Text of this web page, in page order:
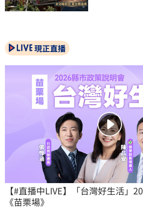
現正直播
【#直播中LIVE】「台灣好生活」
《苗栗場》